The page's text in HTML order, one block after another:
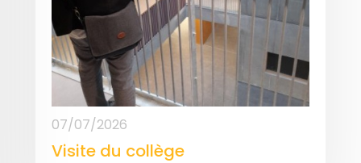
07/07/2026
Visite du collège